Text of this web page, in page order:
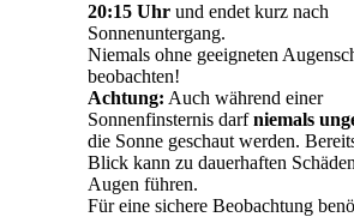
20:15 Uhrund endet kurz nach
Sonnenuntergang.
Niemals ohne geeigneten
beobachten!
Achtung: Auch während einer
Sonnenfinsternis darfniemals
die Sonne geschaut werden.
Blick kann zu dauerhaften
Augen führen.
Für eine sichere Beobachtung